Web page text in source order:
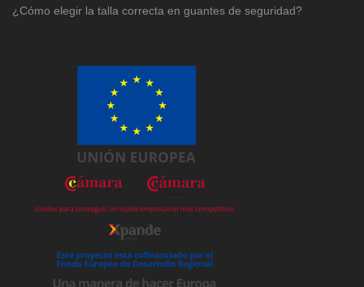
¿Cómo elegir la talla correcta en guantes de seguridad?